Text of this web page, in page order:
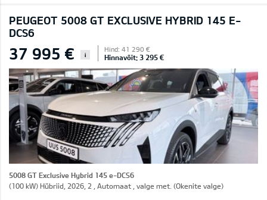
PEUGEOT 5008 GT EXCLUSIVE HYBRID 145 E-
DCS6
37 995 € i
Hind: 41 290 €
Hinnavõit: 3 295 €
5008 GT Exclusive Hybrid 145 e-DCS6
(100 kW) Hübriid, 2026, 2 , Automaat , valge met. (Okenite valge)